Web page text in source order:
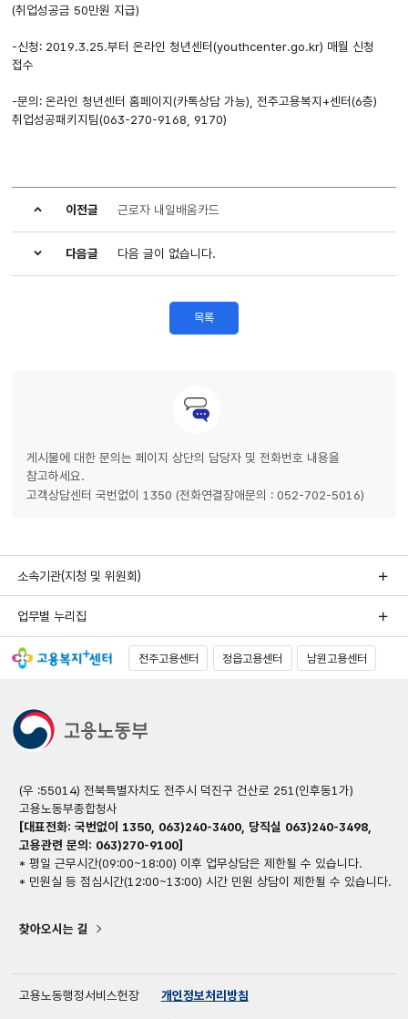
(취업성공금 50만원 지급)
-신청: 2019.3.25.부터 온라인 청년센터(youthcenter.go.kr) 매월 신청
접수
-문의: 온라인 청년센터 홈페이지(카톡상담 가능), 전주고용복지+센터(6층)
취업성공패키지팀(063-270-9168, 9170)
이전글 근로자 내일배움카드
다음글 다음 글이 없습니다.
목록
게시물에 대한 문의는 페이지 상단의 담당자 및 전화번호 내용을
참고하세요.
고객상담센터 국번없이 1350 (전화연결장애문의 : 052-702-5016)
소속기관(지청 및 위원회)
업무별 누리집
전주고용센터 정읍고용센터 남원고용센터
(우 :55014) 전북특별자치도 전주시 덕진구 건산로 251(인후동1가)
고용노동부종합청사
[대표전화: 국번없이 1350, 063)240-3400, 당직실 063)240-3498,
고용관련 문의: 063)270-9100]
* 평일 근무시간(09:00~18:00) 이후 업무상담은 제한될 수 있습니다.
* 민원실 등 점심시간(12:00~13:00) 시간 민원 상담이 제한될 수 있습니다.
찾아오시는 길
고용노동행정서비스헌장
개인정보처리방침